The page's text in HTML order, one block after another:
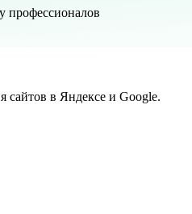
профессионалов
сайтов в Яндексе и Google.